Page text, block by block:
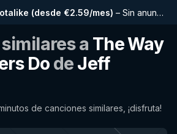
(desde €2.59/mes) – Sin anuncios, listas más largas, historial completo y acceso anticipado a nuevas funciones
a The Way
Do de Jeff
de canciones similares, ¡disfruta!